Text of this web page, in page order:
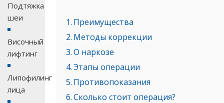
Подтяжка
шеи
Височный
лифтинг
Липофилинг
лица
Преимущества
Методы коррекции
О наркозе
Этапы операции
Противопоказания
Сколько стоит операция?